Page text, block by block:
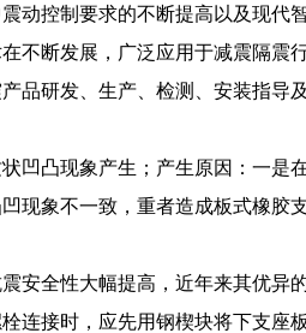
动控制要求的不断提高以及现代
不断发展，广泛应用于减震隔震
品研发、生产、检测、安装指导
凹凸现象产生；产生原因：一是
现象不一致，重者造成板式橡
安全性大幅提高，近年来其优异
连接时，应先用钢楔块将下支